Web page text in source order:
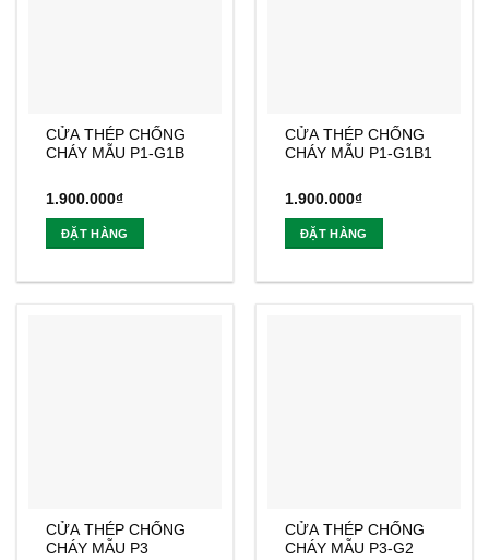
CỬA THÉP CHỐNG
CHÁY MẪU P1-G1B
1.900.000₫
ĐẶT HÀNG
CỬA THÉP CHỐNG
CHÁY MẪU P1-G1B1
1.900.000₫
ĐẶT HÀNG
CỬA THÉP CHỐNG
CHÁY MẪU P3
CỬA THÉP CHỐNG
CHÁY MẪU P3-G2